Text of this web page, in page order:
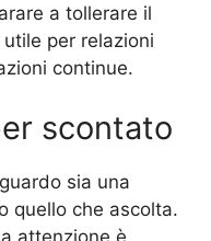
a tollerare il
per relazioni
continue.
scontato
sia una
quello che ascolta.